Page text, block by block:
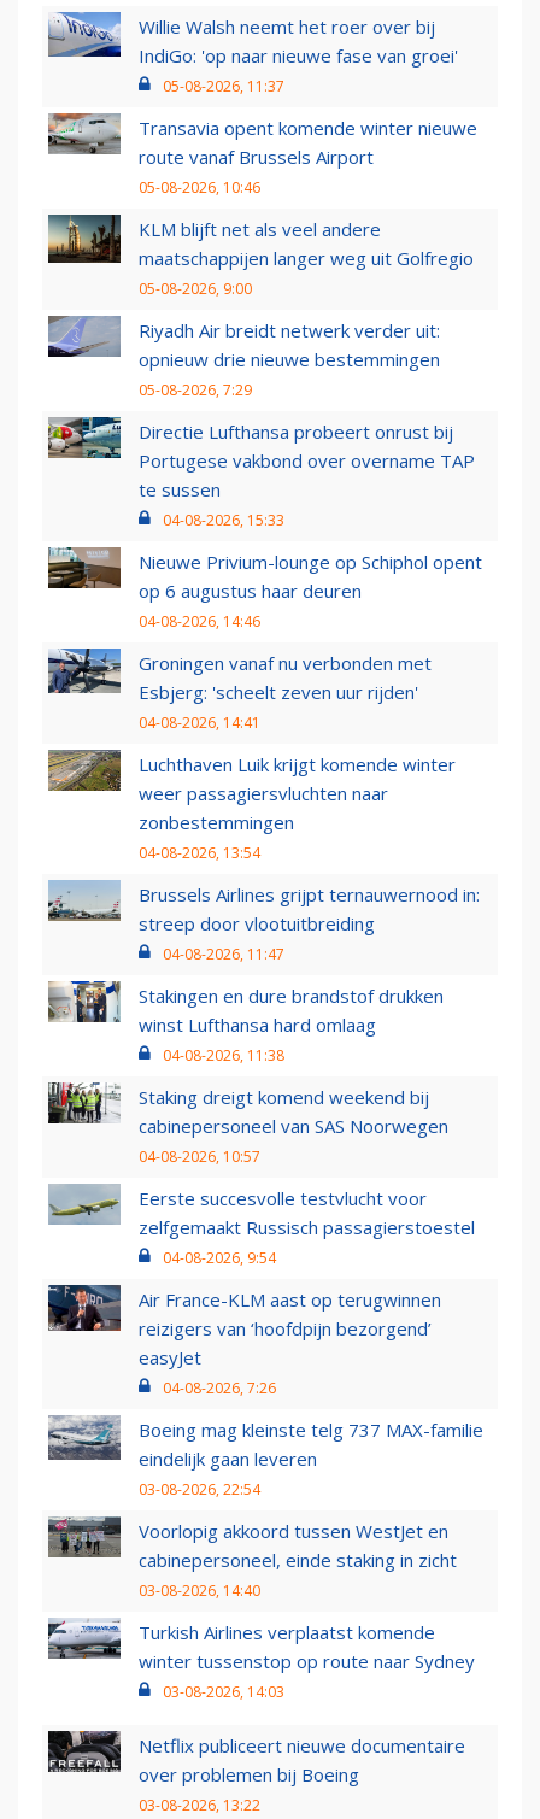
Willie Walsh neemt het roer over bij
IndiGo: 'op naar nieuwe fase van groei'
05-08-2026, 11:37
Transavia opent komende winter nieuwe
route vanaf Brussels Airport
05-08-2026, 10:46
KLM blijft net als veel andere
maatschappijen langer weg uit Golfregio
05-08-2026, 9:00
Riyadh Air breidt netwerk verder uit:
opnieuw drie nieuwe bestemmingen
05-08-2026, 7:29
Directie Lufthansa probeert onrust bij
Portugese vakbond over overname TAP
te sussen
04-08-2026, 15:33
Nieuwe Privium-lounge op Schiphol opent
op 6 augustus haar deuren
04-08-2026, 14:46
Groningen vanaf nu verbonden met
Esbjerg: 'scheelt zeven uur rijden'
04-08-2026, 14:41
Luchthaven Luik krijgt komende winter
weer passagiersvluchten naar
zonbestemmingen
04-08-2026, 13:54
Brussels Airlines grijpt ternauwernood in:
streep door vlootuitbreiding
04-08-2026, 11:47
Stakingen en dure brandstof drukken
winst Lufthansa hard omlaag
04-08-2026, 11:38
Staking dreigt komend weekend bij
cabinepersoneel van SAS Noorwegen
04-08-2026, 10:57
Eerste succesvolle testvlucht voor
zelfgemaakt Russisch passagierstoestel
04-08-2026, 9:54
Air France-KLM aast op terugwinnen
reizigers van ‘hoofdpijn bezorgend’
easyJet
04-08-2026, 7:26
Boeing mag kleinste telg 737 MAX-familie
eindelijk gaan leveren
03-08-2026, 22:54
Voorlopig akkoord tussen WestJet en
cabinepersoneel, einde staking in zicht
03-08-2026, 14:40
Turkish Airlines verplaatst komende
winter tussenstop op route naar Sydney
03-08-2026, 14:03
Netflix publiceert nieuwe documentaire
over problemen bij Boeing
03-08-2026, 13:22